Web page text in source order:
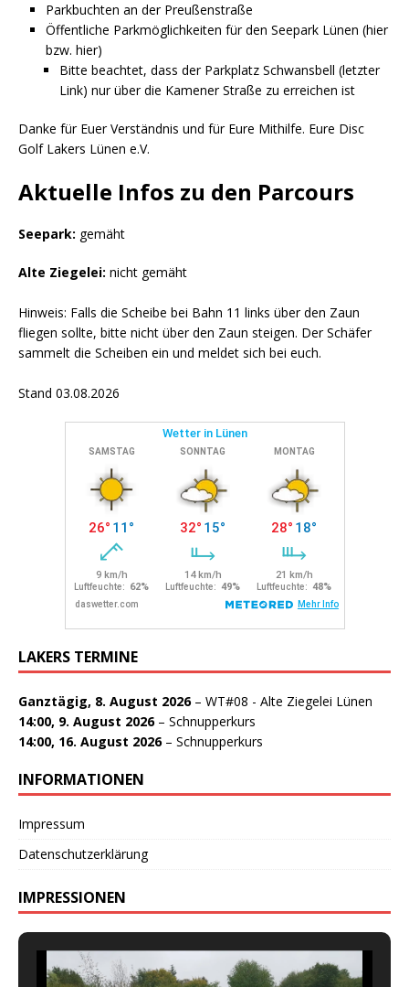
Parkbuchten an der Preußenstraße
Öffentliche Parkmöglichkeiten für den Seepark Lünen (hier
bzw. hier)
Bitte beachtet, dass der Parkplatz Schwansbell (letzter
Link) nur über die Kamener Straße zu erreichen ist
Danke für Euer Verständnis und für Eure Mithilfe. Eure Disc
Golf Lakers Lünen e.V.
Aktuelle Infos zu den Parcours
Seepark: gemäht
Alte Ziegelei: nicht gemäht
Hinweis: Falls die Scheibe bei Bahn 11 links über den Zaun
fliegen sollte, bitte nicht über den Zaun steigen. Der Schäfer
sammelt die Scheiben ein und meldet sich bei euch.
Stand 03.08.2026
LAKERS TERMINE
Ganztägig, 8. August 2026– WT#08 - Alte Ziegelei Lünen
14:00, 9. August 2026– Schnupperkurs
14:00, 16. August 2026– Schnupperkurs
INFORMATIONEN
Impressum
Datenschutzerklärung
IMPRESSIONEN